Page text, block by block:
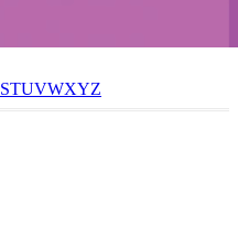
STUVWXYZ